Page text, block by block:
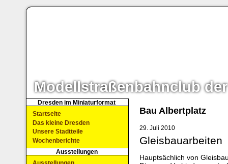
Modellstraßenbahnclub der
Bau Albertplatz
29. Juli 2010
Gleisbauarbeiten
Hauptsächlich von
Dresden im Miniaturformat
Startseite
Das kleine Dresden
Unsere Stadtteile
Wochenberichte
Ausstellungen